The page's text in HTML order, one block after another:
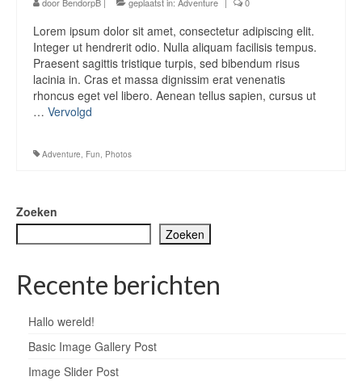
Lorem ipsum dolor sit amet, consectetur adipiscing elit.
Integer ut hendrerit odio. Nulla aliquam facilisis tempus.
Praesent sagittis tristique turpis, sed bibendum risus
lacinia in. Cras et massa dignissim erat venenatis
rhoncus eget vel libero. Aenean tellus sapien, cursus ut
… Vervolgd
Adventure, Fun, Photos
Zoeken
Zoeken
Recente berichten
Hallo wereld!
Basic Image Gallery Post
Image Slider Post